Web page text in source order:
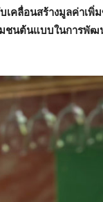
คลื่อนสร้างมูลค่าเพิ่
ชนต้นแบบในการพัฒ